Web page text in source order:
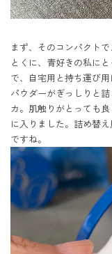
まず、そのコンパクト
とくに、青好きの私に
で、自宅用と持ち運び
パウダーがぎっしりと
カ。肌触りがとっても
に入りました。詰め替